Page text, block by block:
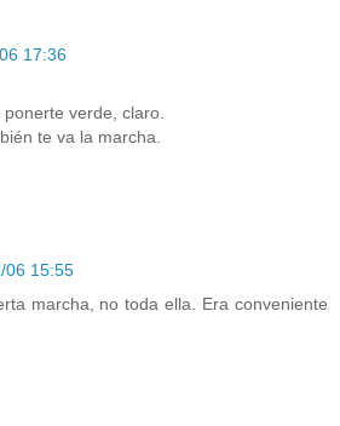
17:36
verde, claro.
te va la marcha.
06 15:55
marcha, no toda ella. Era conveniente